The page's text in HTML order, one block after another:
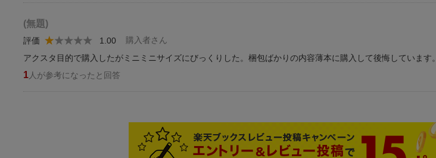
(無題)
購入者さん
評価 1.00
アクスタ目的で購入したがミニミニサイズにびっくりした。梱包ばかりの内容薄本に購入して後悔しています。
1 人が参考になったと回答